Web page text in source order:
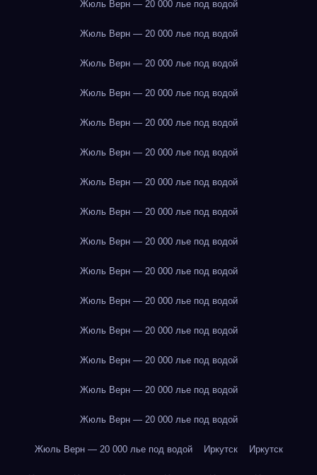
Жюль Верн — 20 000 лье под водой
Жюль Верн — 20 000 лье под водой
Жюль Верн — 20 000 лье под водой
Жюль Верн — 20 000 лье под водой
Жюль Верн — 20 000 лье под водой
Жюль Верн — 20 000 лье под водой
Жюль Верн — 20 000 лье под водой
Жюль Верн — 20 000 лье под водой
Жюль Верн — 20 000 лье под водой
Жюль Верн — 20 000 лье под водой
Жюль Верн — 20 000 лье под водой
Жюль Верн — 20 000 лье под водой
Жюль Верн — 20 000 лье под водой
Жюль Верн — 20 000 лье под водой
Жюль Верн — 20 000 лье под водой
Жюль Верн — 20 000 лье под водой Иркутск Иркутск